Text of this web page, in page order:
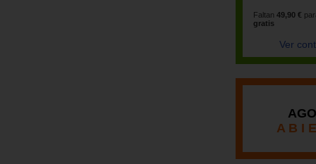
Faltan 49,90 €
gratis
Ver
A B I